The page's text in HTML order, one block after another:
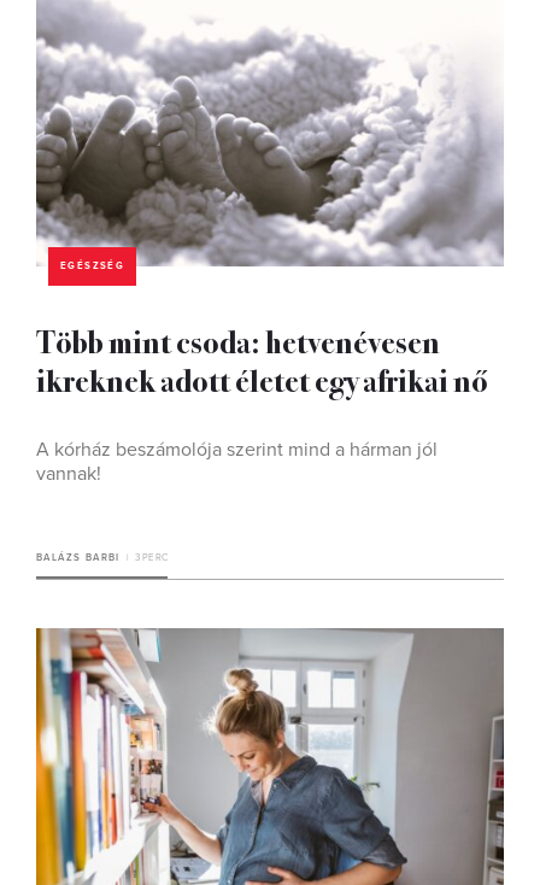
EGÉSZSÉG
Több mint csoda: hetvenévesen
ikreknek adott életet egy afrikai nő
A kórház beszámolója szerint mind a hárman jól
vannak!
BALÁZS BARBI 3 PERC